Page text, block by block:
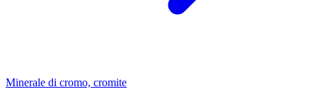
Minerale di cromo, cromite